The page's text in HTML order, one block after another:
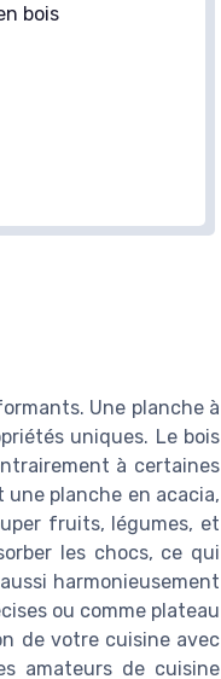
bois
Une planche à
uniques. Le bois
à certaines
une planche en acacia,
fruits, légumes, et
les chocs, ce qui
harmonieusement
ou comme plateau
de votre cuisine avec
amateurs de cuisine